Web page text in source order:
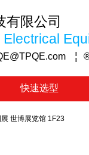
有限公司
¦
快速选型
世博展览馆 1F23